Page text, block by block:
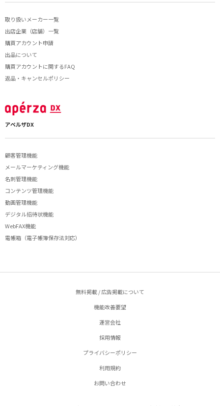
取り扱いメーカー一覧
出店企業（店舗）一覧
購買アカウント申請
出品について
購買アカウントに関するFAQ
返品・キャンセルポリシー
アペルザDX
顧客管理機能
メールマーケティング機能
名刺管理機能
コンテンツ管理機能
動画管理機能
デジタル招待状機能
WebFAX機能
電帳箱（電子帳簿保存法対応）
無料掲載 / 広告掲載について
機能改善要望
運営会社
採用情報
プライバシーポリシー
利用規約
お問い合わせ